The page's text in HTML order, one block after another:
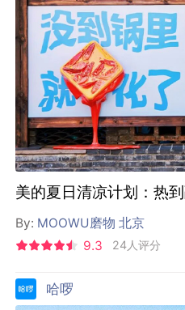
美的夏日清凉计划：热
By: MOOWU磨物 北京
9.3
24人评分
哈啰